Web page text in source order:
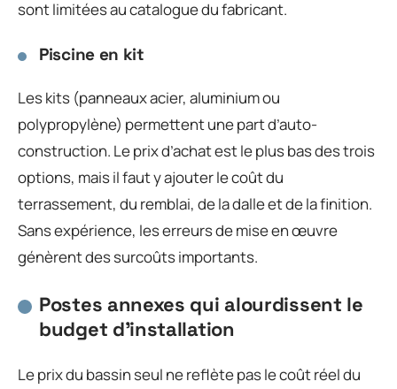
sont limitées au catalogue du fabricant.
Piscine en kit
Les kits (panneaux acier, aluminium ou
polypropylène) permettent une part d’auto-
construction. Le prix d’achat est le plus bas des trois
options, mais il faut y ajouter le coût du
terrassement, du remblai, de la dalle et de la finition.
Sans expérience, les erreurs de mise en œuvre
génèrent des surcoûts importants.
Postes annexes qui alourdissent le
budget d’installation
Le prix du bassin seul ne reflète pas le coût réel du